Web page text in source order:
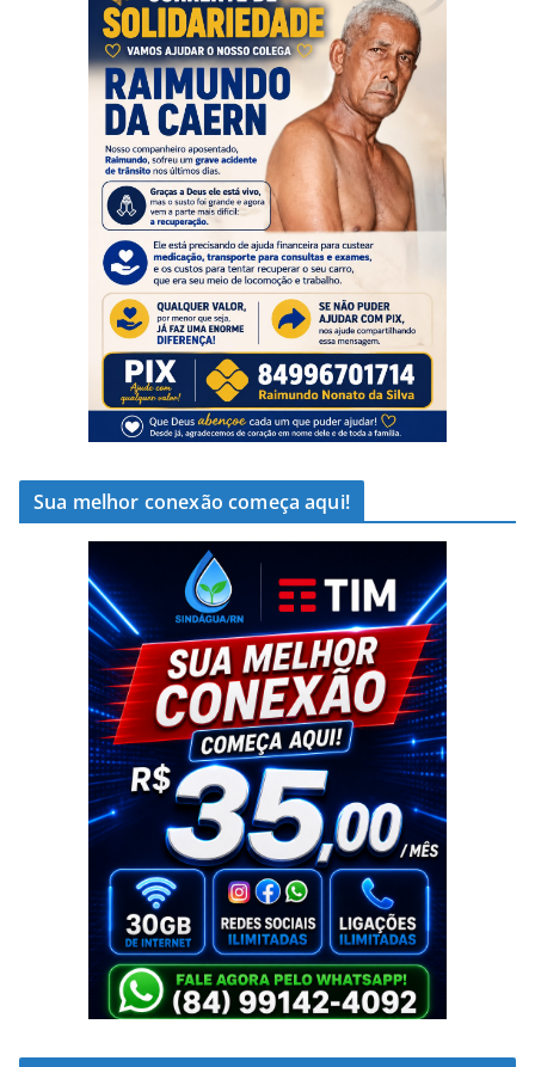
Sua melhor conexão começa aqui!